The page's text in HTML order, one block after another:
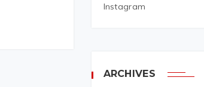
Instagram
ARCHIVES